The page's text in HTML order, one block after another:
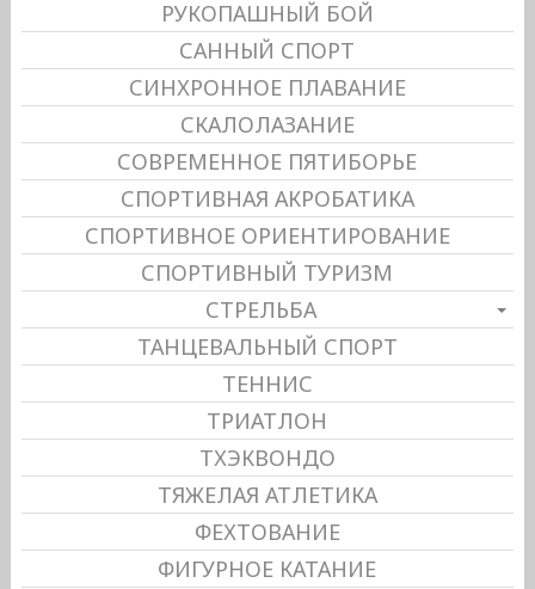
РУКОПАШНЫЙ БОЙ
САННЫЙ СПОРТ
СИНХРОННОЕ ПЛАВАНИЕ
СКАЛОЛАЗАНИЕ
СОВРЕМЕННОЕ ПЯТИБОРЬЕ
СПОРТИВНАЯ АКРОБАТИКА
СПОРТИВНОЕ ОРИЕНТИРОВАНИЕ
СПОРТИВНЫЙ ТУРИЗМ
СТРЕЛЬБА
ТАНЦЕВАЛЬНЫЙ СПОРТ
ТЕННИС
ТРИАТЛОН
ТХЭКВОНДО
ТЯЖЕЛАЯ АТЛЕТИКА
ФЕХТОВАНИЕ
ФИГУРНОЕ КАТАНИЕ